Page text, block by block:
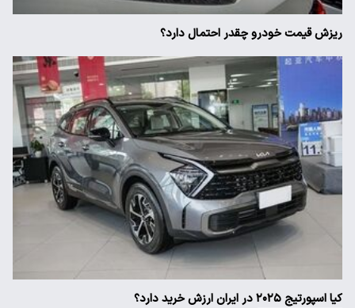
ریزش قیمت خودرو چقدر احتمال دارد؟
کیا اسپورتیج ۲۰۲۵ در ایران ارزش خرید دارد؟